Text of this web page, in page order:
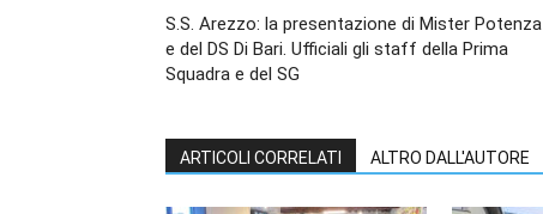
S.S. Arezzo: la presentazione di Mister Potenza
e del DS Di Bari. Ufficiali gli staff della Prima
Squadra e del SG
ARTICOLI CORRELATI ALTRO DALL'AUTORE